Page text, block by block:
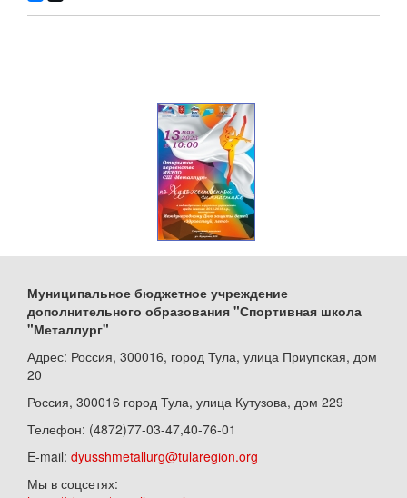
Муниципальное бюджетное учреждение
дополнительного образования "Спортивная школа
"Металлург"
Адрес: Россия, 300016, город Тула, улица Приупская, дом
20
Россия, 300016 город Тула, улица Кутузова, дом 229
Телефон: (4872)77-03-47,40-76-01
E-mail: dyusshmetallurg@tularegion.org
Мы в соцсетях: